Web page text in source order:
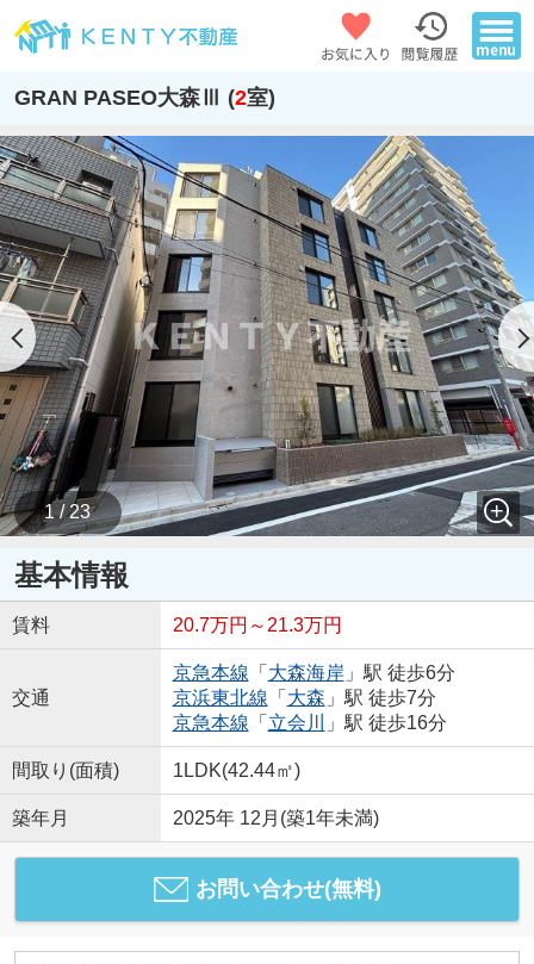
GRAN PASEO大森Ⅲ (2室)
1 / 23
基本情報
賃料 20.7万円～21.3万円
交通
京急本線 「 大森海岸 」駅 徒歩6分
京浜東北線 「 大森 」駅 徒歩7分
京急本線 「 立会川 」駅 徒歩16分
間取り(面積) 1LDK(42.44㎡)
築年月 2025年 12月(築1年未満)
お問い合わせ(無料)